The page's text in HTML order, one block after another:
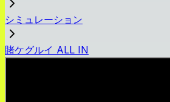
シミュレーション
賭ケグルイ ALL IN